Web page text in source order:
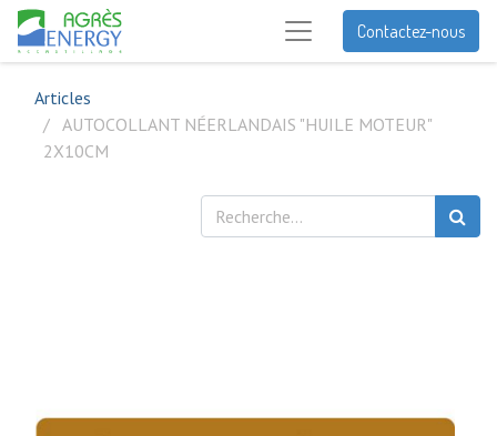
Contactez-nous
Articles
AUTOCOLLANT NÉERLANDAIS "HUILE MOTEUR"
2X10CM